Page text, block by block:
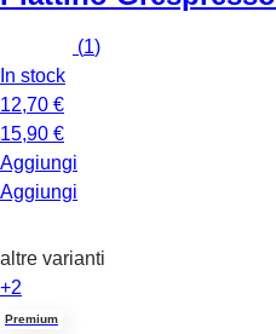
(1)
In stock
12,70 €
15,90 €
Aggiungi
Aggiungi
altre varianti
+2
Premium